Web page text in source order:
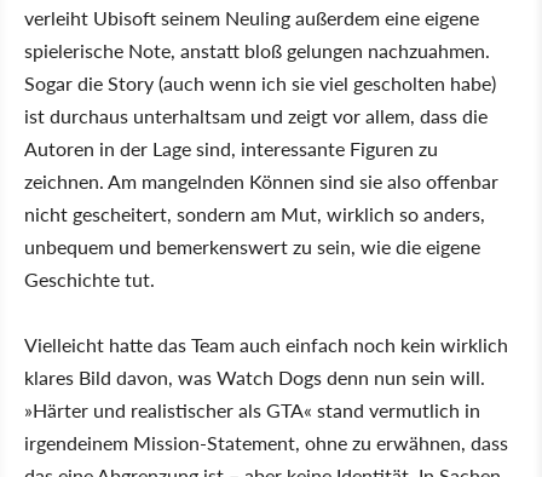
verleiht Ubisoft seinem Neuling außerdem eine eigene
spielerische Note, anstatt bloß gelungen nachzuahmen.
Sogar die Story (auch wenn ich sie viel gescholten habe)
ist durchaus unterhaltsam und zeigt vor allem, dass die
Autoren in der Lage sind, interessante Figuren zu
zeichnen. Am mangelnden Können sind sie also offenbar
nicht gescheitert, sondern am Mut, wirklich so anders,
unbequem und bemerkenswert zu sein, wie die eigene
Geschichte tut.
Vielleicht hatte das Team auch einfach noch kein wirklich
klares Bild davon, was Watch Dogs denn nun sein will.
»Härter und realistischer als GTA« stand vermutlich in
irgendeinem Mission-Statement, ohne zu erwähnen, dass